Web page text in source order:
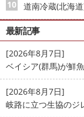
道南冷蔵(北海
最新記事
[2026年8月7日]
ベイシア(群馬)が鮮
[2026年8月7日]
岐路に立つ生協の